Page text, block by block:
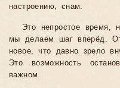
настроению, снам.
Это непростое время,
мы делаем шаг вперёд.
новое, что давно зрело
Это возможность
важном.